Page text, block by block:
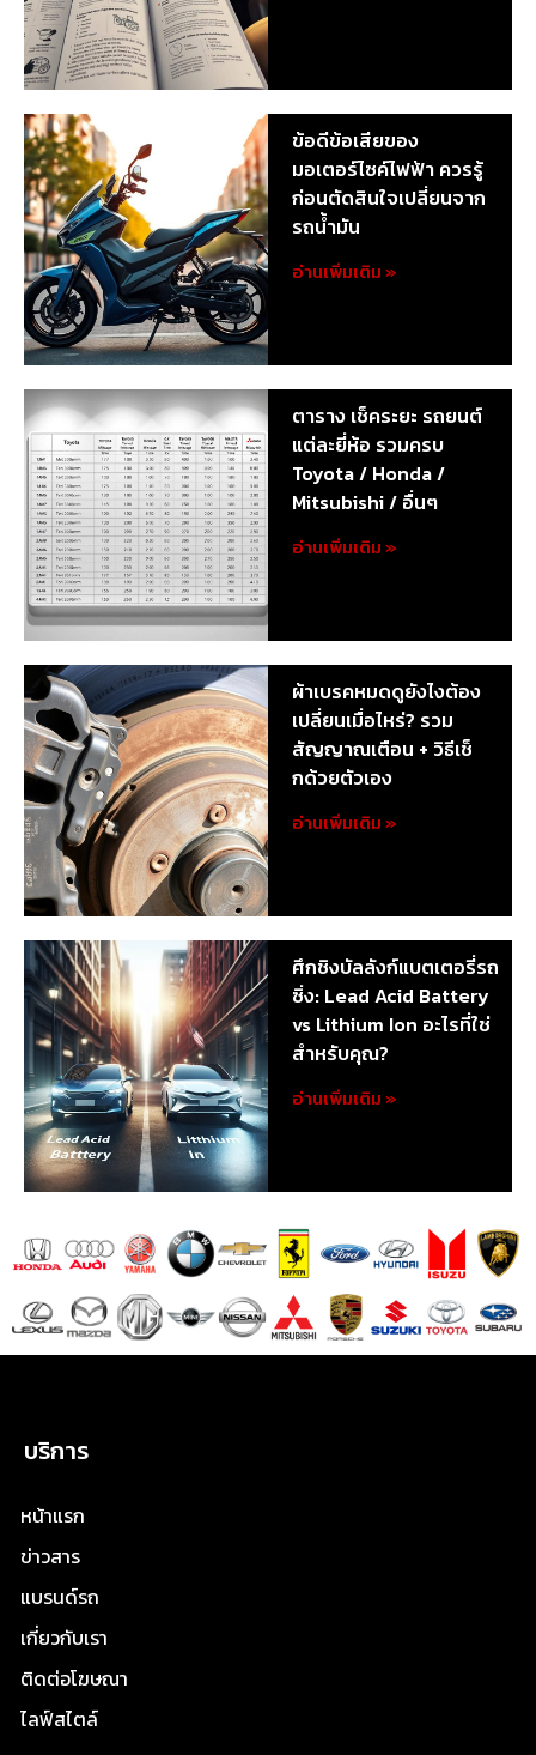
ข้อดีข้อเสียของ
มอเตอร์ไซค์ไฟฟ้า ควรรู้
ก่อนตัดสินใจเปลี่ยนจาก
รถน้ำมัน
อ่านเพิ่มเติม »
ตาราง เช็คระยะ รถยนต์
แต่ละยี่ห้อ รวมครบ
Toyota / Honda /
Mitsubishi / อื่นๆ
อ่านเพิ่มเติม »
ผ้าเบรคหมดดูยังไงต้อง
เปลี่ยนเมื่อไหร่? รวม
สัญญาณเตือน + วิธีเช็
กด้วยตัวเอง
อ่านเพิ่มเติม »
ศึกชิงบัลลังก์แบตเตอรี่รถ
ซิ่ง: Lead Acid Battery
vs Lithium Ion อะไรที่ใช่
สำหรับคุณ?
อ่านเพิ่มเติม »
บริการ
หน้าแรก
ข่าวสาร
แบรนด์รถ
เกี่ยวกับเรา
ติดต่อโฆษณา
ไลฟ์สไตล์